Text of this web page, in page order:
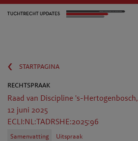
‹
startpagina
rechtspraak
Raad van Discipline 's-Hertogenbosch,
12 juni 2025
ECLI:NL:TADRSHE:2025:96
Samenvatting Uitspraak